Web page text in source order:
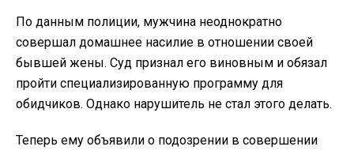
По данным полиции, мужчина неоднократно
совершал домашнее насилие в отношении своей
бывшей жены. Суд признал его виновным и обязал
пройти специализированную программу для
обидчиков. Однако нарушитель не стал этого делать.
Теперь ему объявили о подозрении в совершении